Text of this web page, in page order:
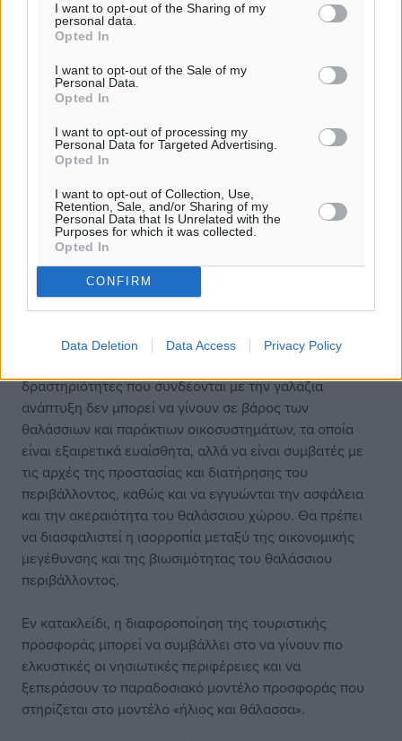
I want to opt-out of the Sharing of my
personal data.
Opted In
I want to opt-out of the Sale of my
Personal Data.
Opted In
I want to opt-out of processing my
Personal Data for Targeted Advertising.
Opted In
I want to opt-out of Collection, Use,
Retention, Sale, and/or Sharing of my
Personal Data that Is Unrelated with the
Purposes for which it was collected.
Opted In
CONFIRM
Data Deletion Data Access Privacy Policy
Όσον αφορά στον τομέα τουρισμού, η γαλάζια ανάπτυξη
ο καταδυτικός τουρισμός, τα θαλάσσια πάρκα, ο
τουρισμός κρουαζιέρας, ο τουρισμός σκαφών αναψυχής
(yachting), ο ναυταθλητισμός, ο γαστρονομικός
τουρισμός, τα θαλάσσια θέρετρα, ο ιστιοπλοϊκός
τουρισμός αποτελούν ταχέως αναπτυσσόμενες μορφές
τουρισμού, με συνεχή αυξανόμενη ζήτηση και μπορούν
να βρουν πρόσφορο έδαφος στα 48 νησιά μας,
συμβάλλοντας κατά αυτόν τον τρόπο στην
ανταγωνιστικότητα και την αειφορία της τουριστικής μας
βιομηχανίας, τη δημιουργία νέων θέσεων απασχόλησης,
στην αντιμετώπιση της εποχικότητας και στην
διαφοροποίηση του εισοδήματος των νησιωτικών
δραστηριότητες που συνδέονται με την γαλάζια
ανάπτυξη δεν μπορεί να γίνουν σε βάρος των
θαλάσσιων και παράκτιων οικοσυστημάτων, τα οποία
είναι εξαιρετικά ευαίσθητα, αλλά να είναι συμβατές με
τις αρχές της προστασίας και διατήρησης του
περιβάλλοντος, καθώς και να εγγυώνται την ασφάλεια
και την ακεραιότητα του θαλάσσιου χώρου. Θα πρέπει
να διασφαλιστεί η ισορροπία μεταξύ της οικονομικής
μεγέθυνσης και της βιωσιμότητας του θαλάσσιου
περιβάλλοντος.
Εν κατακλείδι, η διαφοροποίηση της τουριστικής
προσφοράς μπορεί να συμβάλλει στο να γίνουν πιο
ελκυστικές οι νησιωτικές περιφέρειες και να
ξεπεράσουν το παραδοσιακό μοντέλο προσφοράς που
στηρίζεται στο μοντέλο «ήλιος και θάλασσα».